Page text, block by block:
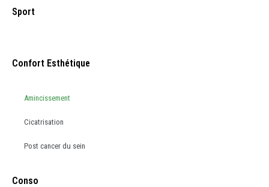
Sport
Confort Esthétique
Amincissement
Cicatrisation
Post cancer du sein
Conso